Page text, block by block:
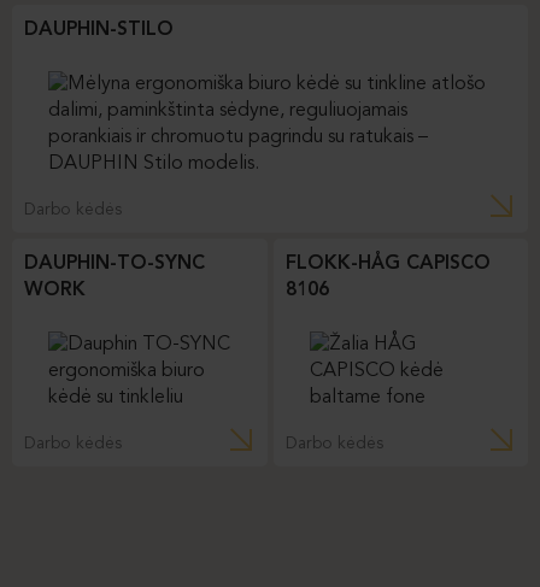
DAUPHIN-STILO
Darbo kėdės
DAUPHIN-TO-SYNC
WORK
Darbo kėdės
FLOKK-HÅG CAPISCO
8106
Darbo kėdės